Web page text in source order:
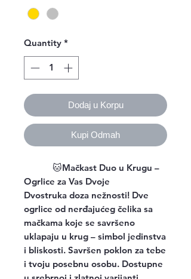
Quantity *
Dodaj u Korpu
Kupi Odmah
🐱Mačkast Duo u Krugu –
Ogrlice za Vas Dvoje
Dvostruka doza nežnosti! Dve
ogrlice od nerđajućeg čelika sa
mačkama koje se savršeno
uklapaju u krug – simbol jedinstva
i bliskosti. Savršen poklon za tebe
i tvoju posebnu osobu. Dostupne